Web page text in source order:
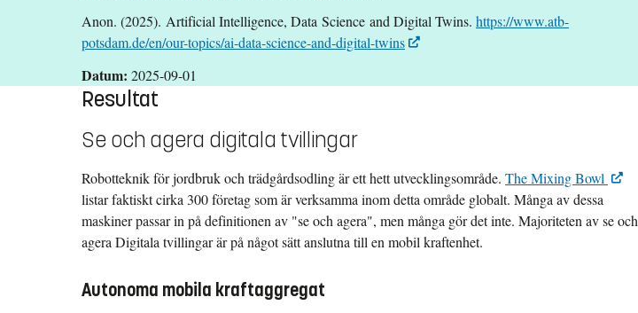
Anon. (2025). Artificial Intelligence, Data Science and Digital Twins. https://www.atb-
potsdam.de/en/our-topics/ai-data-science-and-digital-twins
Datum: 2025-09-01
Resultat
Se och agera digitala tvillingar
Robotteknik för jordbruk och trädgårdsodling är ett hett utvecklingsområde. The Mixing Bowl
listar faktiskt cirka 300 företag som är verksamma inom detta område globalt. Många av dessa
maskiner passar in på definitionen av "se och agera", men många gör det inte. Majoriteten av se och
agera Digitala tvillingar är på något sätt anslutna till en mobil kraftenhet.
Autonoma mobila kraftaggregat